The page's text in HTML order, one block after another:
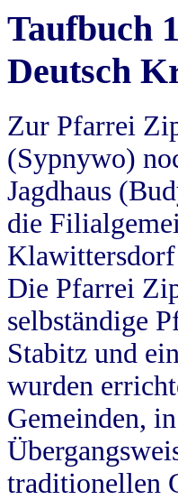
Taufbuch
Deutsch
Zur Pfarrei
(Sypnywo)
Jagdhaus
die
Die Pfarrei
selbständige
Stabitz und
wurden
Gemeinden,
traditionellen